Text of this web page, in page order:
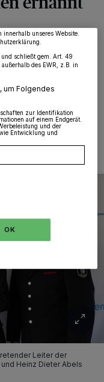
Frank
Zillikens mit
Leiter
Leiter der
Heinz Dieter Abels
dieses Menü jederzeit
unseres Website.
schließt gem. Art. 49
des EWR, z.B. in
um Folgendes
zur Identifikation
auf einem Endgerät.
und der
Entwicklung und
OK